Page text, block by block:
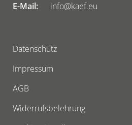
E-Mail:
info@kaef.eu
Datenschutz
Impressum
AGB
Widerrufsbelehrung